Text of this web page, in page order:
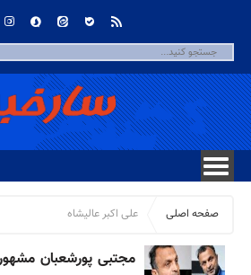
صفحه اصلی علی اکبر عالیشاه
مجتبی پورشعبان